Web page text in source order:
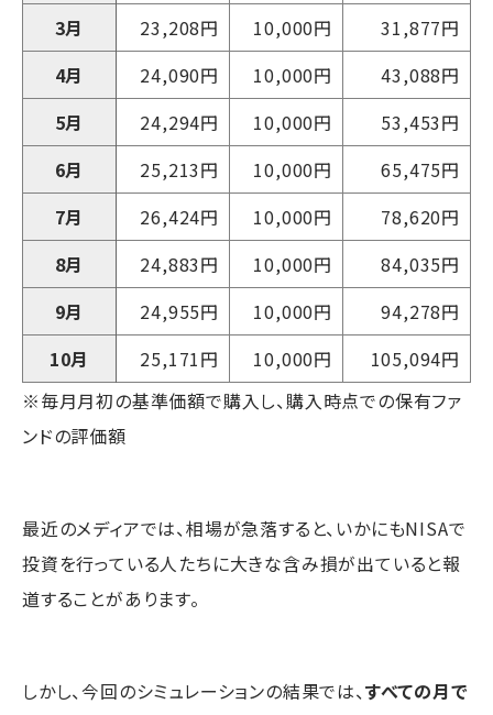
3月
23,208円 10,000円
31,877円
4月
24,090円 10,000円
43,088円
5月
24,294円 10,000円
53,453円
6月
25,213円 10,000円
65,475円
7月
26,424円 10,000円
78,620円
8月
24,883円 10,000円
84,035円
9月
24,955円 10,000円
94,278円
10月
25,171円 10,000円
105,094円
※毎月月初の基準価額で購入し、購入時点での保有ファ
ンドの評価額
最近のメディアでは、相場が急落すると、いかにもNISAで
投資を行っている人たちに大きな含み損が出ていると報
道することがあります。
しかし、今回のシミュレーションの結果では、すべての月で